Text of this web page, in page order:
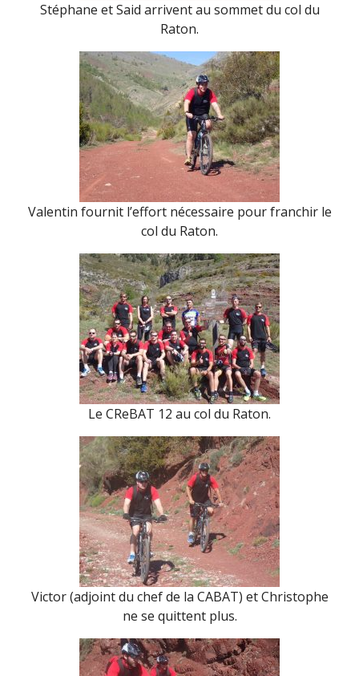
Stéphane et Said arrivent au sommet du col du
Raton.
Valentin fournit l’effort nécessaire pour franchir le
col du Raton.
Le CReBAT 12 au col du Raton.
Victor (adjoint du chef de la CABAT) et Christophe
ne se quittent plus.